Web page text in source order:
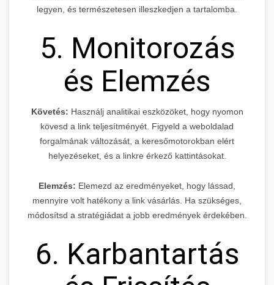
legyen, és természetesen illeszkedjen a tartalomba.
5. Monitorozás
és Elemzés
Követés: Használj analitikai eszközöket, hogy nyomon
kövesd a link teljesítményét. Figyeld a weboldalad
forgalmának változását, a keresőmotorokban elért
helyezéseket, és a linkre érkező kattintásokat.
Elemzés: Elemezd az eredményeket, hogy lássad,
mennyire volt hatékony a link vásárlás. Ha szükséges,
módosítsd a stratégiádat a jobb eredmények érdekében.
6. Karbantartás